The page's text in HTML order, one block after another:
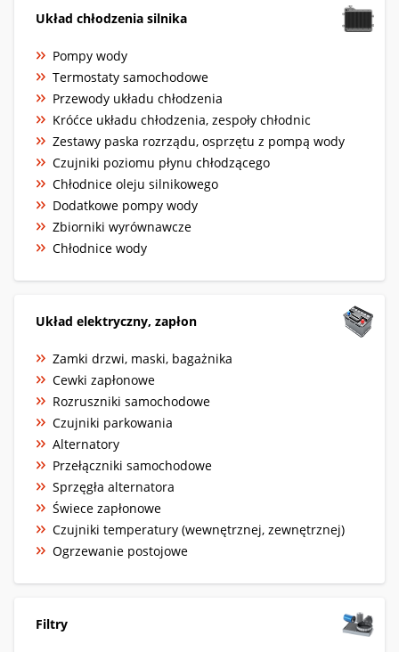
Układ chłodzenia silnika
Pompy wody
Termostaty samochodowe
Przewody układu chłodzenia
Króćce układu chłodzenia, zespoły chłodnic
Zestawy paska rozrządu, osprzętu z pompą wody
Czujniki poziomu płynu chłodzącego
Chłodnice oleju silnikowego
Dodatkowe pompy wody
Zbiorniki wyrównawcze
Chłodnice wody
Układ elektryczny, zapłon
Zamki drzwi, maski, bagażnika
Cewki zapłonowe
Rozruszniki samochodowe
Czujniki parkowania
Alternatory
Przełączniki samochodowe
Sprzęgła alternatora
Świece zapłonowe
Czujniki temperatury (wewnętrznej, zewnętrznej)
Ogrzewanie postojowe
Filtry